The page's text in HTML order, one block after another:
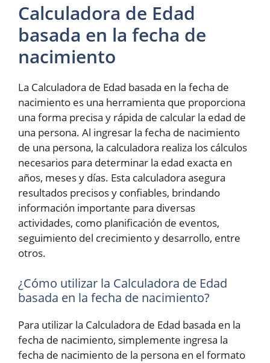
Calculadora de Edad
basada en la fecha de
nacimiento
La Calculadora de Edad basada en la fecha de
nacimiento es una herramienta que proporciona
una forma precisa y rápida de calcular la edad de
una persona. Al ingresar la fecha de nacimiento
de una persona, la calculadora realiza los cálculos
necesarios para determinar la edad exacta en
años, meses y días. Esta calculadora asegura
resultados precisos y confiables, brindando
información importante para diversas
actividades, como planificación de eventos,
seguimiento del crecimiento y desarrollo, entre
otros.
¿Cómo utilizar la Calculadora de Edad
basada en la fecha de nacimiento?
Para utilizar la Calculadora de Edad basada en la
fecha de nacimiento, simplemente ingresa la
fecha de nacimiento de la persona en el formato